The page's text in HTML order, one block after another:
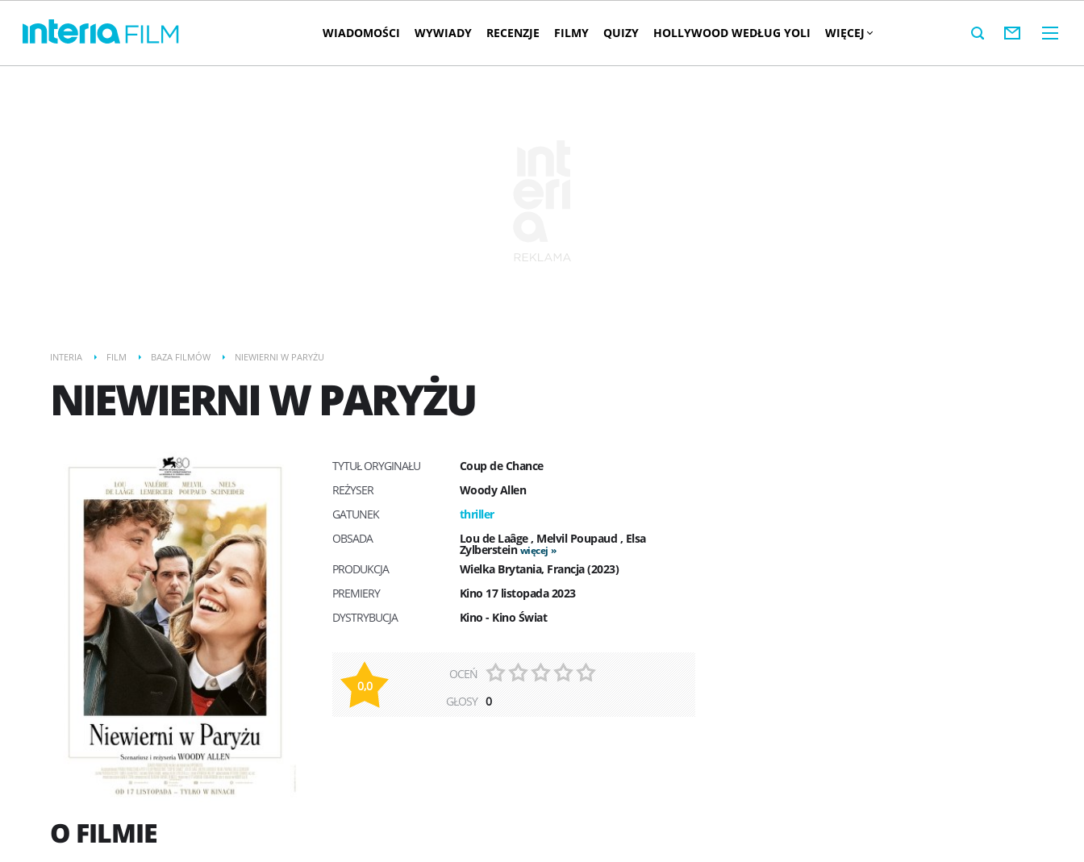
WIADOMOŚCI WYWIADY RECENZJE FILMY QUIZY HOLLYWOOD WEDŁUG YOLI WIĘCEJ
INTERIA FILM BAZA FILMÓW NIEWIERNI W PARYŻU
NIEWIERNI W PARYŻU
TYTUŁ ORYGINAŁU
Coup de Chance
REŻYSER
Woody Allen
GATUNEK
thriller
OBSADA
Lou de Laâge, Melvil Poupaud , Elsa
Zylberstein więcej
PRODUKCJA
Wielka Brytania, Francja (2023)
PREMIERY
Kino 17 listopada 2023
DYSTRYBUCJA
Kino - Kino Świat
0,0
OCEŃ
GŁOSY 0
O FILMIE